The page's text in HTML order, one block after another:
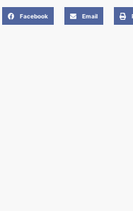
Facebook Email